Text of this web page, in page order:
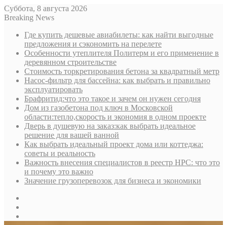
Суббота, 8 августа 2026
Breaking News
Где купить дешевые авиабилеты: как найти выгодные
предложения и сэкономить на перелете
Особенности утеплителя Политерм и его применение в
деревянном строительстве
Стоимость торкретирования бетона за квадратный метр
Насос-фильтр для бассейна: как выбрать и правильно
эксплуатировать
Брафритид:что это такое и зачем он нужен сегодня
Дом из газобетона под ключ в Московской
области:тепло,скорость и экономия в одном проекте
Дверь в душевую на заказ:как выбрать идеальное
решение для вашей ванной
Как выбрать идеальный проект дома или коттеджа:
советы и реальность
Важность внесения специалистов в реестр НРС: что это
и почему это важно
Значение грузоперевозок для бизнеса и экономики